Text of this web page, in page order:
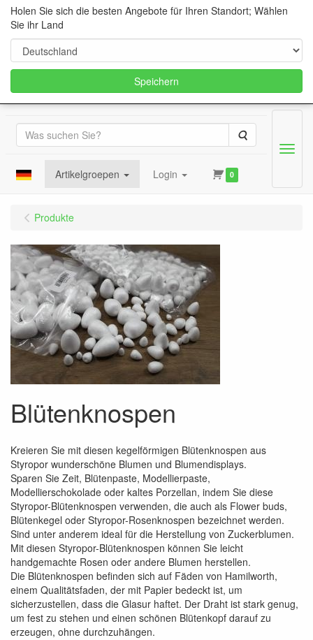
Suche
Artikelgroepen Login 0
Menu
Produkte
Blütenknospen
Kreieren Sie mit diesen kegelförmigen Blütenknospen aus
Styropor wunderschöne Blumen und Blumendisplays.
Sparen Sie Zeit, Blütenpaste, Modellierpaste,
Modellierschokolade oder kaltes Porzellan, indem Sie diese
Styropor-Blütenknospen verwenden, die auch als Flower buds,
Blütenkegel oder Styropor-Rosenknospen bezeichnet werden.
Sind unter anderem ideal für die Herstellung von Zuckerblumen.
Mit diesen Styropor-Blütenknospen können Sie leicht
handgemachte Rosen oder andere Blumen herstellen.
Die Blütenknospen befinden sich auf Fäden von Hamilworth,
einem Qualitätsfaden, der mit Papier bedeckt ist, um
sicherzustellen, dass die Glasur haftet. Der Draht ist stark genug,
um fest zu stehen und einen schönen Blütenkopf darauf zu
erzeugen, ohne durchzuhängen.
Holen Sie sich die besten Angebote für Ihren Standort; Wählen
Sie ihr Land
Speichern